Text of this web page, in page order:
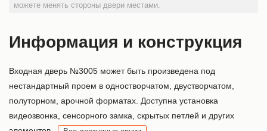
можете менять стороны двери местами.
Информация и конструкция
Входная дверь №3005 может быть произведена под
нестандартный проем в одностворчатом, двустворчатом,
полуторном, арочной форматах. Доступна установка
видеозвонка, сенсорного замка, скрытых петлей и других